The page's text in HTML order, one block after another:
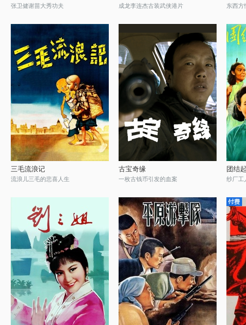
张卫健谢苗大秀功夫 成龙李连杰古装武侠港片 东西方
三毛流浪记
流浪儿三毛的悲喜人生
古宝奇缘
一枚古钱币引发的血案
团结
纱厂工